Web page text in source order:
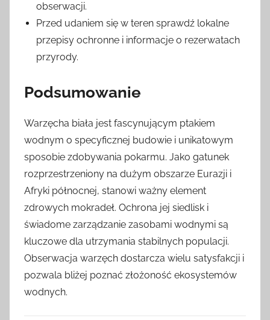
obserwacji.
Przed udaniem się w teren sprawdź lokalne
przepisy ochronne i informacje o rezerwatach
przyrody.
Podsumowanie
Warzęcha biała jest fascynującym ptakiem
wodnym o specyficznej budowie i unikatowym
sposobie zdobywania pokarmu. Jako gatunek
rozprzestrzeniony na dużym obszarze Eurazji i
Afryki północnej, stanowi ważny element
zdrowych mokradeł. Ochrona jej siedlisk i
świadome zarządzanie zasobami wodnymi są
kluczowe dla utrzymania stabilnych populacji.
Obserwacja warzęch dostarcza wielu satysfakcji i
pozwala bliżej poznać złożoność ekosystemów
wodnych.